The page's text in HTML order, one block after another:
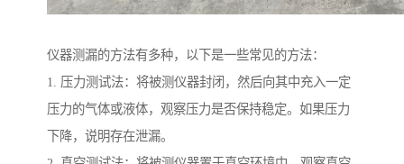
仪器测漏的方法有多种，以下是一些常见的方法：
1. 压力测试法：将被测仪器封闭，然后向其中充入一定
压力的气体或液体，观察压力是否保持稳定。如果压力
下降，说明存在泄漏。